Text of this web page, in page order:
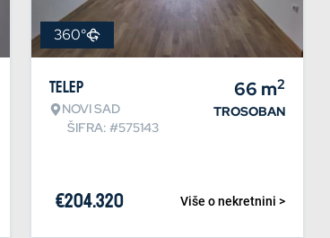
360°
Telep
NOVI SAD
ŠIFRA: #575143
66 m2
TROSOBAN
Više o nekretnini >
€204.320